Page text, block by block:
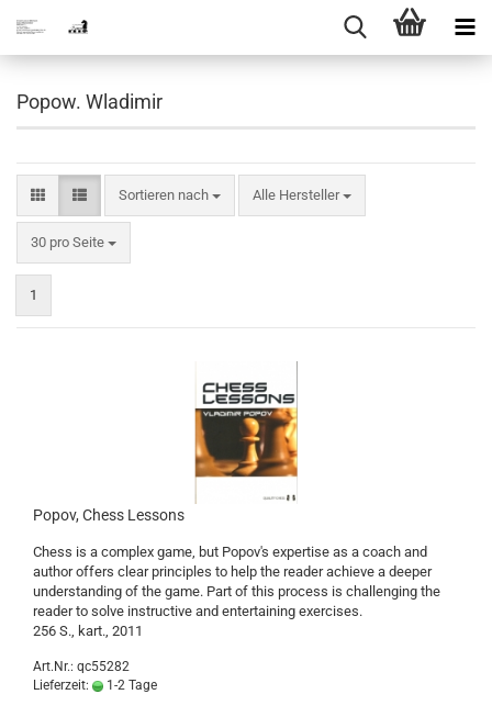
Popow. Wladimir
Sortieren nach
Sortieren nach Alle Hersteller
30 pro Seite
pro Seite
1
Popov, Chess Lessons
Chess is a complex game, but Popov's expertise as a coach and
author offers clear principles to help the reader achieve a deeper
understanding of the game. Part of this process is challenging the
reader to solve instructive and entertaining exercises.
256 S., kart., 2011
Art.Nr.: qc55282
Lieferzeit:
1-2 Tage